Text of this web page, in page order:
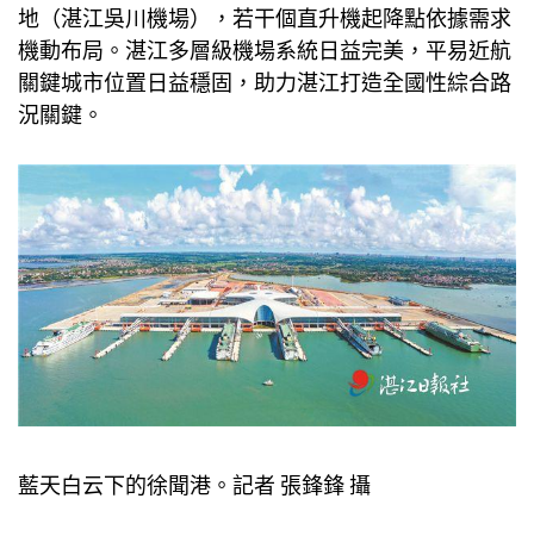
地（湛江吳川機場），若干個直升機起降點依據需求
機動布局。湛江多層級機場系統日益完美，平易近航
關鍵城市位置日益穩固，助力湛江打造全國性綜合路
況關鍵。
藍天白云下的徐聞港。記者 張鋒鋒 攝